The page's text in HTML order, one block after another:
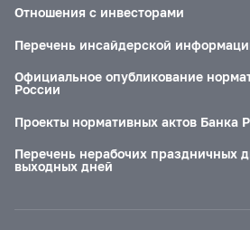
Отношения с инвесторами
Перечень инсайдерской
Официальное опубликование
России
Проекты нормативных актов Банка
Перечень нерабочих праздничных
выходных дней